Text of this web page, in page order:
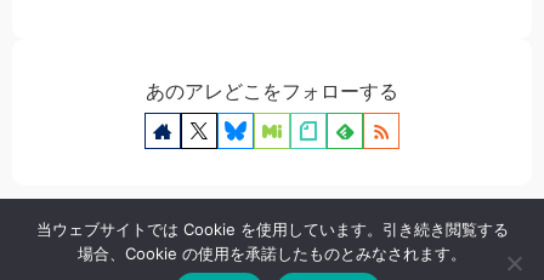
あのアレどこをフォローする
プライバシーポリシー お問い合わせ
当ウェブサイトでは Cookie を使用しています。引き続き閲覧する
場合、Cookie の使用を承諾したものとみなされます。